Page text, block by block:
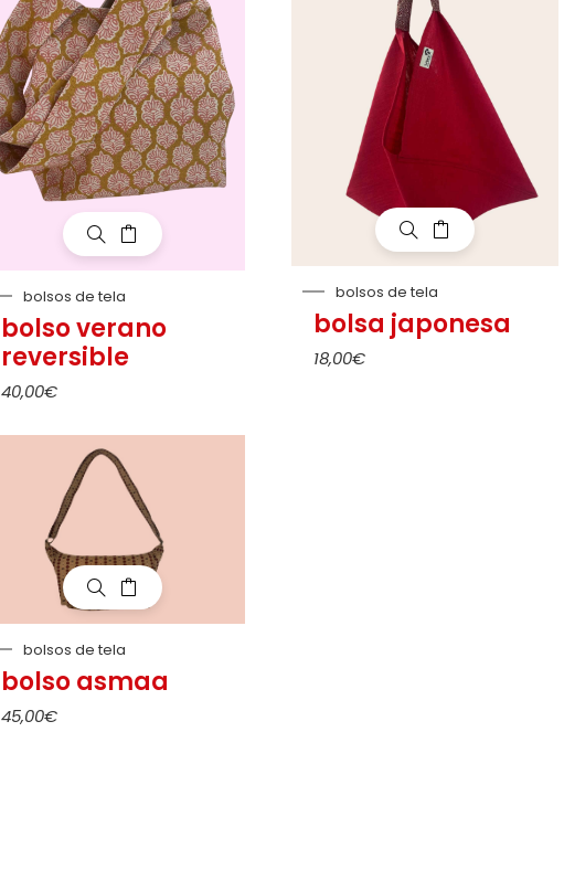
bolsos de tela
bolso verano
reversible
40,00€
bolsos de tela
bolsa japonesa
18,00€
bolsos de tela
bolso asmaa
45,00€